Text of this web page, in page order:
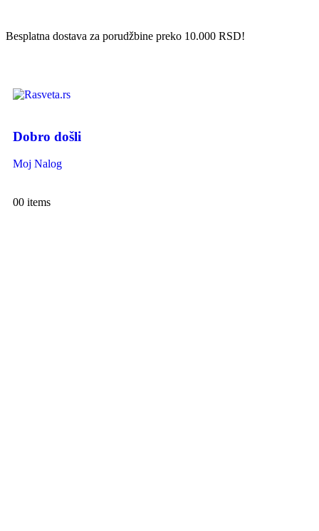
Besplatna dostava za porudžbine preko 10.000 RSD!
Dobro došli
Moj Nalog
00 items